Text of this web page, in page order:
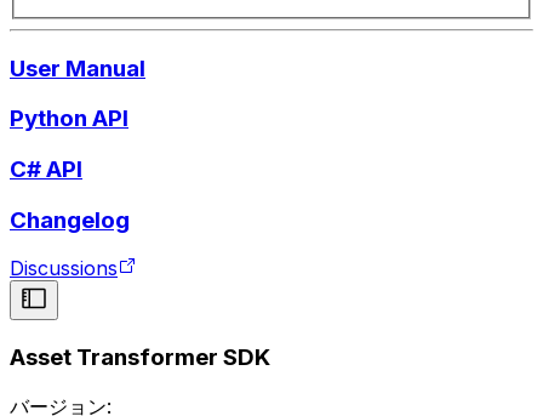
User Manual
Python API
C# API
Changelog
Discussions
Asset Transformer SDK
バージョン: